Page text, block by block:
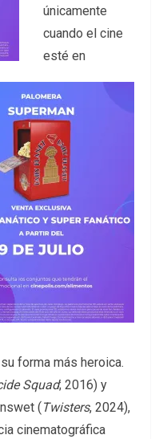
únicamente
cuando el cine
esté en
forma más heroica.
Squad; 2016) y
(Twisters, 2024),
cinematográfica